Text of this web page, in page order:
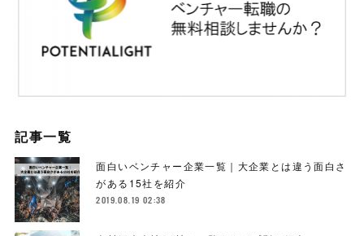
記事一覧
面白いベンチャー企業一覧｜大企業とは違う面白さ
がある15社を紹介
2019.08.19 02:38